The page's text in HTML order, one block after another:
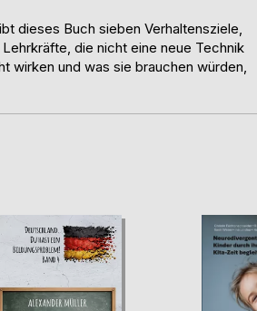
dieses Buch sieben Verhaltensziele,
die nicht eine neue Technik
wirken und was sie brauchen würden,